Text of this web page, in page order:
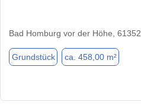
Bad Homburg vor der Höhe, 61352
Grundstück ca. 458,00 m²